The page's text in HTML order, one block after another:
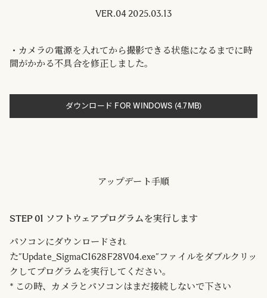
VER.04 2025.03.13
・カメラの電源を入れてから撮影できる状態になるまでに時
間がかかる不具合を修正しました。
ダウンロード FOR WINDOWS (4.7MB)
アップデート手順
STEP 01 ソフトウェアプログラムを実行します
パソコンにダウンロードされ
た”Update_SigmaC1628F28V04.exe”ファイルをダブルクリッ
クしてプログラムを実行してください。
* この時、カメラとパソコンはまだ接続しないで下さい